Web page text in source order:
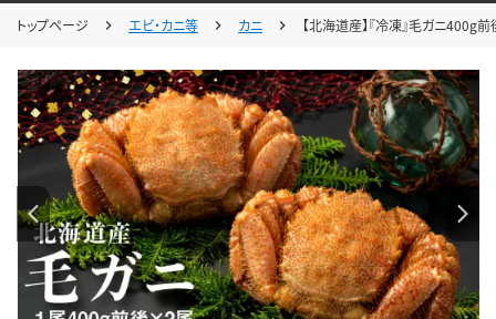
トップページ エビ・カニ等 カニ 【北海道産】『冷凍』毛ガニ400g